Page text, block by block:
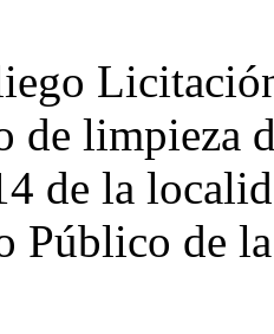
de limpieza
de la
Público de